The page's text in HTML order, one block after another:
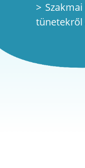
tünetekről